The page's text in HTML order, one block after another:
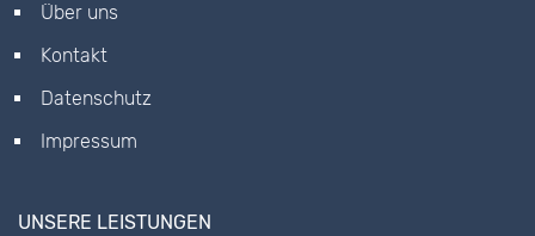
Über uns
Kontakt
Datenschutz
Impressum
UNSERE LEISTUNGEN